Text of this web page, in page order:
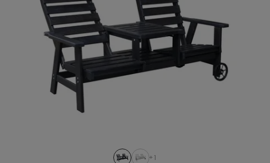
+1